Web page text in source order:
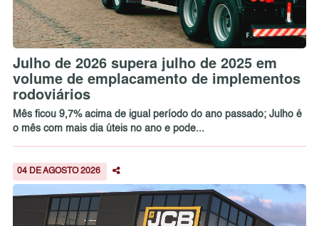
Julho de 2026 supera julho de 2025 em
volume de emplacamento de implementos
rodoviários
Mês ficou 9,7% acima de igual período do ano passado; Julho é
o mês com mais dia úteis no ano e pode...
04 DE AGOSTO 2026